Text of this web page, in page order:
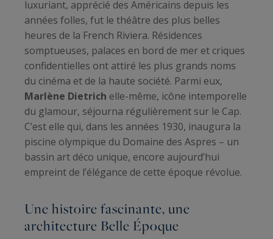
luxuriant, apprécié des Américains depuis les
années folles, fut le théâtre des plus belles
heures de la French Riviera. Résidences
somptueuses, palaces en bord de mer et criques
confidentielles ont attiré les plus grands noms
du cinéma et de la haute société. Parmi eux,
Marlène Dietrich elle-même, icône intemporelle
du glamour, séjourna régulièrement sur le Cap.
C’est elle qui, dans les années 1930, inaugura la
piscine olympique du Domaine des Aspres – un
bassin art déco unique, encore aujourd’hui
empreint de l’élégance de cette époque révolue.
Une histoire fascinante, une
architecture Belle Époque